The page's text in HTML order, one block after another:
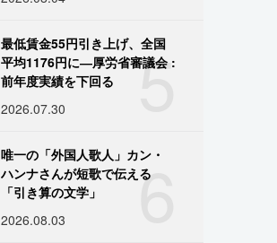
5
最低賃金55円引き上げ、全国
平均1176円に―厚労省審議会 :
前年度実績を下回る
2026.07.30
6
唯一の「外国人歌人」カン・
ハンナさんが短歌で伝える
「引き算の文学」
2026.08.03